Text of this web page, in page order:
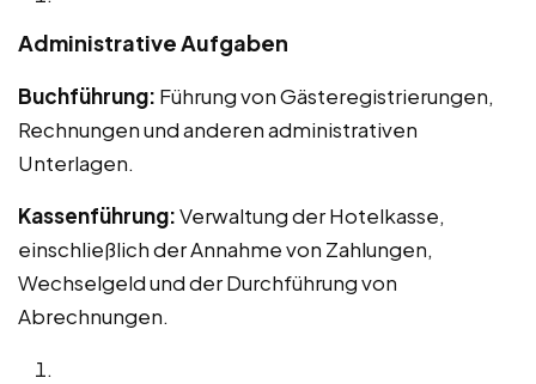
Administrative Aufgaben
Buchführung: Führung von Gästeregistrierungen,
Rechnungen und anderen administrativen
Unterlagen.
Kassenführung:Verwaltung der Hotelkasse,
einschließlich der Annahme von Zahlungen,
Wechselgeld und der Durchführung von
Abrechnungen.